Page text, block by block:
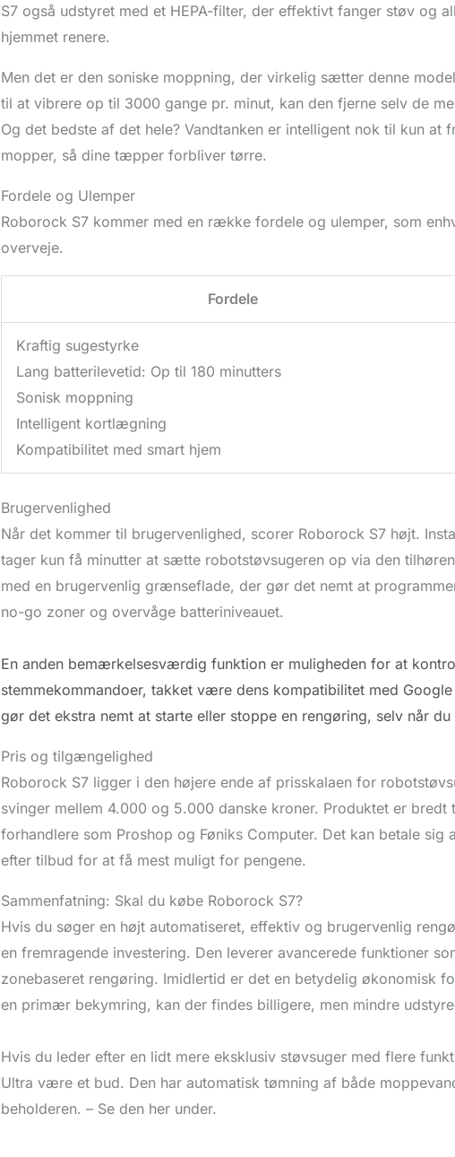
S7 også udstyret med et HEPA-filter, der effektivt fanger støv og
hjemmet renere.
Men det er den soniske moppning, der virkelig sætter denne
til at vibrere op til 3000 gange pr. minut, kan den fjerne selv de
Og det bedste af det hele? Vandtanken er intelligent nok til kun at
mopper, så dine tæpper forbliver tørre.
Fordele og Ulemper
Roborock S7 kommer med en række fordele og ulemper, som
overveje.
Fordele
Kraftig sugestyrke
Lang batterilevetid: Op til 180 minutters
Sonisk moppning
Intelligent kortlægning
Kompatibilitet med smart hjem
Brugervenlighed
Når det kommer til brugervenlighed, scorer Roborock S7 højt.
tager kun få minutter at sætte robotstøvsugeren op via den
med en brugervenlig grænseflade, der gør det nemt at
no-go zoner og overvåge batteriniveauet.
En anden bemærkelsesværdig funktion er muligheden for at
stemmekommandoer, takket være dens kompatibilitet med
gør det ekstra nemt at starte eller stoppe en rengøring, selv når
Pris og tilgængelighed
Roborock S7 ligger i den højere ende af prisskalaen for
svinger mellem 4.000 og 5.000 danske kroner. Produktet er
forhandlere som Proshop og Føniks Computer. Det kan betale sig
efter tilbud for at få mest muligt for pengene.
Sammenfatning: Skal du købe Roborock S7?
Hvis du søger en højt automatiseret, effektiv og brugervenlig
en fremragende investering. Den leverer avancerede funktioner
zonebaseret rengøring. Imidlertid er det en betydelig økonomisk
en primær bekymring, kan der findes billigere, men mindre
Hvis du leder efter en lidt mere eksklusiv støvsuger med flere
Ultra være et bud. Den har automatisk tømning af både
beholderen. – Se den her under.